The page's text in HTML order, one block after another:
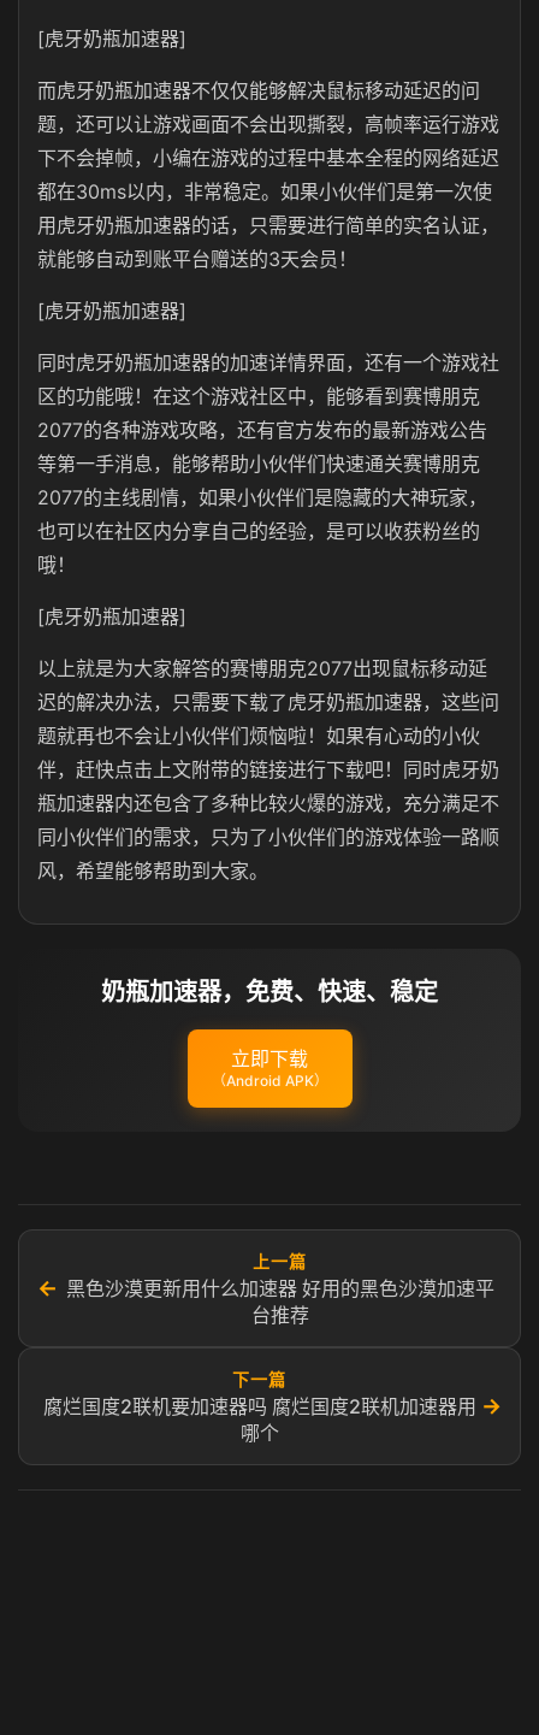
[虎牙奶瓶加速器]
而虎牙奶瓶加速器不仅仅能够解决鼠标移动延迟的问
题，还可以让游戏画面不会出现撕裂，高帧率运行游戏
下不会掉帧，小编在游戏的过程中基本全程的网络延迟
都在30ms以内，非常稳定。如果小伙伴们是第一次使
用 虎牙奶瓶加速器的话，只需要进行简单的实名认证，
就能够自动到账平台赠送的3天会员！
[虎牙奶瓶加速器]
同时虎牙奶瓶加速器的加速详情界面，还有一个游戏社
区的功能哦！在这个游戏社区中，能够看到赛博朋克
2077的各种游戏攻略，还有官方发布的最新游戏公告
等第一手消息，能够帮助小伙伴们快速通关赛博朋克
2077的主线剧情，如果小伙伴们是隐藏的大神玩家，
也可以在社区内分享自己的经验，是可以收获粉丝的
哦！
[虎牙奶瓶加速器]
以上就是为大家解答的赛博朋克2077出现鼠标移动延
迟的解决办法，只需要下载了虎牙奶瓶加速器，这些问
题就再也不会让小伙伴们烦恼啦！如果有心动的小伙
伴，赶快点击上文附带的链接进行下载吧！同时虎牙奶
瓶加速器内还包含了多种比较火爆的游戏，充分满足不
同小伙伴们的需求，只为了小伙伴们的游戏体验一路顺
风，希望能够帮助到大家。
奶瓶加速器，免费、快速、稳定
立即下载
（Android APK）
←
上一篇
黑色沙漠更新用什么加速器 好用的黑色沙漠加速平
台推荐
下一篇
腐烂国度2联机要加速器吗 腐烂国度2联机加速器用
哪个
→